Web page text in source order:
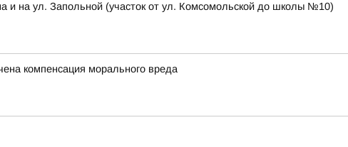
и на ул. Запольной (участок от ул. Комсомольской до школы №10)
компенсация морального вреда